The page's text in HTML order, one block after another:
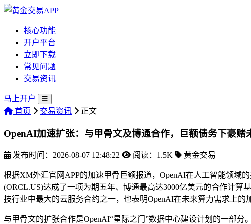
核心功能
开户平台
立即下载
常见问题
交易资讯
马上开户
首页
交易资讯 正文
OpenAI加速扩张：与甲骨文及博通合作，巨额债务下豪赌
发布时间：2026-08-07 12:48:22 阅读：1.5K 黄金交易
根据XM外汇官网APP的加速甲骨巨额报道，OpenAI在人工智能领域
(ORCL.US)达成了一项为期五年、博通最高达3000亿美元的合作计
技行业中最大的云服务合约之一，也表明OpenAI在未来算力需求上的
与甲骨文的扩张合作是OpenAI“星际之门”数据中心建设计划的一部